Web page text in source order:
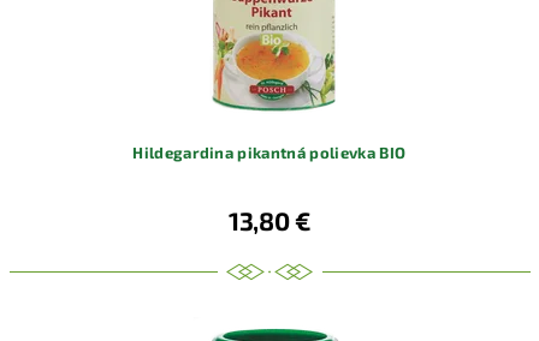
Hildegardina pikantná polievka BIO
13,80 €